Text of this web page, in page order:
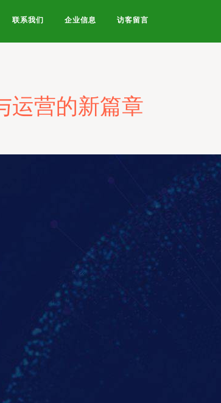
联系我们 企业信息 访客留言
运营的新篇章